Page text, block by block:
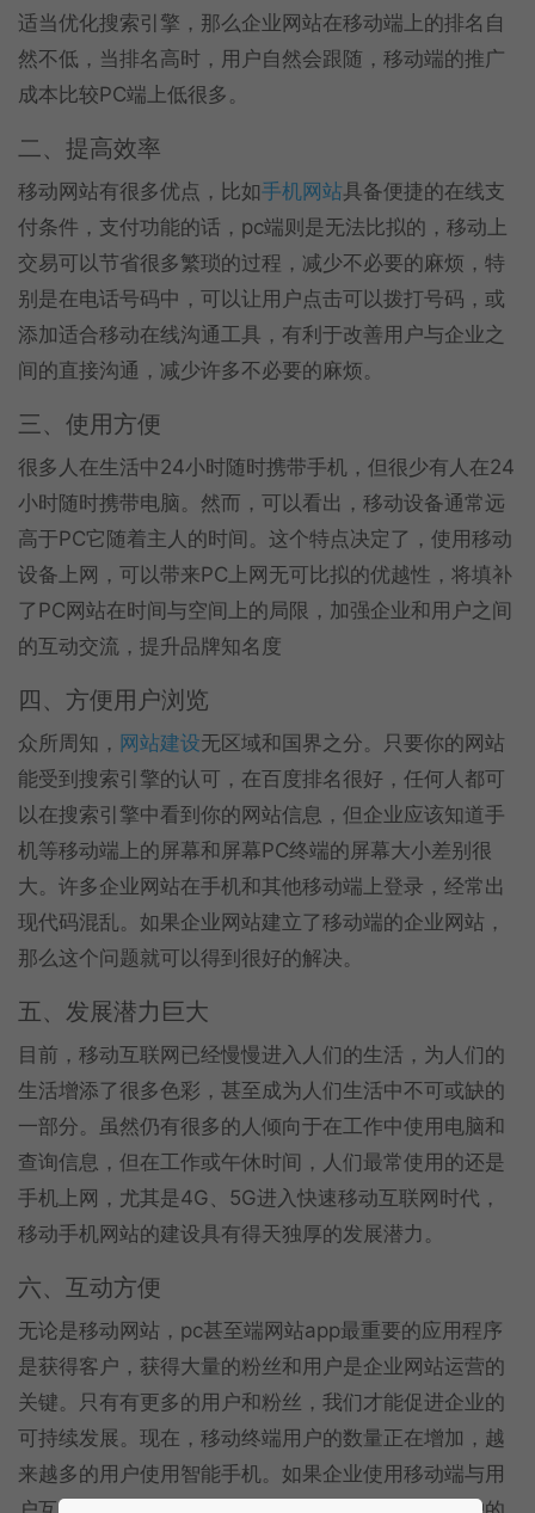
适当优化搜索引擎，那么企业网站在移动端上的排名自
然不低，当排名高时，用户自然会跟随，移动端的推广
成本比较PC端上低很多。
二、提高效率
移动网站有很多优点，比如手机网站具备便捷的在线支
付条件，支付功能的话，pc端则是无法比拟的，移动上
交易可以节省很多繁琐的过程，减少不必要的麻烦，特
别是在电话号码中，可以让用户点击可以拨打号码，或
添加适合移动在线沟通工具，有利于改善用户与企业之
间的直接沟通，减少许多不必要的麻烦。
三、使用方便
很多人在生活中24小时随时携带手机，但很少有人在24
小时随时携带电脑。然而，可以看出，移动设备通常远
高于PC它随着主人的时间。这个特点决定了，使用移动
设备上网，可以带来PC上网无可比拟的优越性，将填补
了PC网站在时间与空间上的局限，加强企业和用户之间
的互动交流，提升品牌知名度
四、方便用户浏览
众所周知， 网站建设无区域和国界之分。只要你的网站
能受到搜索引擎的认可，在百度排名很好，任何人都可
以在搜索引擎中看到你的网站信息，但企业应该知道手
机等移动端上的屏幕和屏幕PC终端的屏幕大小差别很
大。许多企业网站在手机和其他移动端上登录，经常出
现代码混乱。如果企业网站建立了移动端的企业网站，
那么这个问题就可以得到很好的解决。
五、发展潜力巨大
目前，移动互联网已经慢慢进入人们的生活，为人们的
生活增添了很多色彩，甚至成为人们生活中不可或缺的
一部分。虽然仍有很多的人倾向于在工作中使用电脑和
查询信息，但在工作或午休时间，人们最常使用的还是
手机上网，尤其是4G、5G进入快速移动互联网时代，
移动手机网站的建设具有得天独厚的发展潜力。
六、互动方便
无论是移动网站，pc甚至端网站app最重要的应用程序
是获得客户，获得大量的粉丝和用户是企业网站运营的
关键。只有有更多的用户和粉丝，我们才能促进企业的
可持续发展。现在，移动终端用户的数量正在增加，越
来越多的用户使用智能手机。如果企业使用移动端与用